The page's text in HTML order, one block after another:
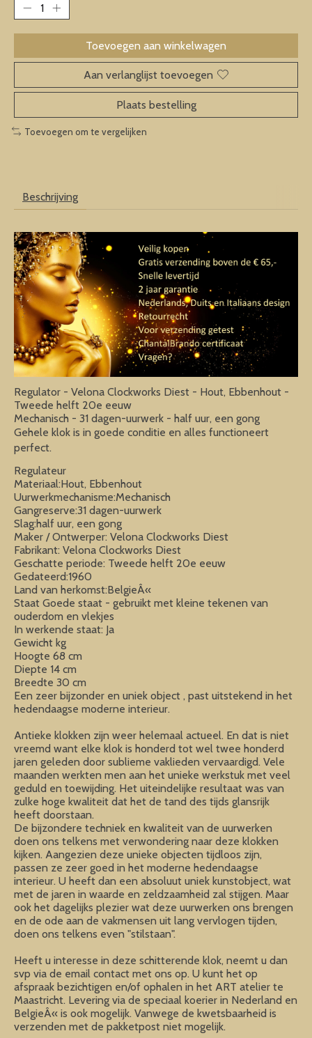
Toevoegen aan winkelwagen
Aan verlanglijst toevoegen
Plaats bestelling
Toevoegen om te vergelijken
Beschrijving
Regulator - Velona Clockworks Diest - Hout, Ebbenhout -
Tweede helft 20e eeuw
Mechanisch - 31 dagen-uurwerk - half uur, een gong
Gehele klok is in goede conditie en alles functioneert
perfect.
Regulateur
Materiaal:Hout, Ebbenhout
Uurwerkmechanisme:Mechanisch
Gangreserve:31 dagen-uurwerk
Slag:half uur, een gong
Maker / Ontwerper: Velona Clockworks Diest
Fabrikant: Velona Clockworks Diest
Geschatte periode: Tweede helft 20e eeuw
Gedateerd:1960
Land van herkomst:BelgieÂ«
Staat Goede staat - gebruikt met kleine tekenen van
ouderdom en vlekjes
In werkende staat: Ja
Gewicht kg
Hoogte 68 cm
Diepte 14 cm
Breedte 30 cm
Een zeer bijzonder en uniek object , past uitstekend in het
hedendaagse moderne interieur.
Antieke klokken zijn weer helemaal actueel. En dat is niet
vreemd want elke klok is honderd tot wel twee honderd
jaren geleden door sublieme vaklieden vervaardigd. Vele
maanden werkten men aan het unieke werkstuk met veel
geduld en toewijding. Het uiteindelijke resultaat was van
zulke hoge kwaliteit dat het de tand des tijds glansrijk
heeft doorstaan.
De bijzondere techniek en kwaliteit van de uurwerken
doen ons telkens met verwondering naar deze klokken
kijken. Aangezien deze unieke objecten tijdloos zijn,
passen ze zeer goed in het moderne hedendaagse
interieur. U heeft dan een absoluut uniek kunstobject, wat
met de jaren in waarde en zeldzaamheid zal stijgen. Maar
ook het dagelijks plezier wat deze uurwerken ons brengen
en de ode aan de vakmensen uit lang vervlogen tijden,
doen ons telkens even "stilstaan".
Heeft u interesse in deze schitterende klok, neemt u dan
svp via de email contact met ons op. U kunt het op
afspraak bezichtigen en/of ophalen in het ART atelier te
Maastricht. Levering via de speciaal koerier in Nederland en
BelgieÂ« is ook mogelijk. Vanwege de kwetsbaarheid is
verzenden met de pakketpost niet mogelijk.